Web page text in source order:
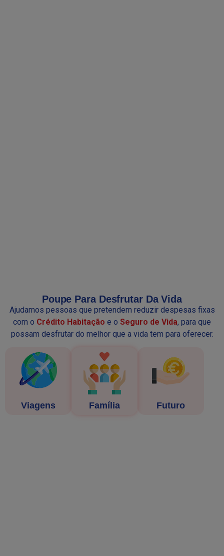
Poupe Para Desfrutar Da Vida
Ajudamos pessoas que pretendem reduzir despesas fixas
com o Crédito Habitação e o Seguro de Vida, para que
possam desfrutar do melhor que a vida tem para oferecer.
Viagens Família Futuro